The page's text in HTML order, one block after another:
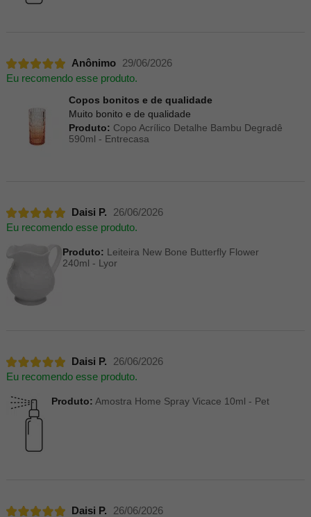
Anônimo
29/06/2026
Eu recomendo esse produto.
Copos bonitos e de qualidade
Muito bonito e de qualidade
Produto: Copo Acrílico Detalhe Bambu Degradê
590ml - Entrecasa
Daisi P.
26/06/2026
Eu recomendo esse produto.
Produto: Leiteira New Bone Butterfly Flower
240ml - Lyor
Daisi P.
26/06/2026
Eu recomendo esse produto.
Produto: Amostra Home Spray Vicace 10ml - Pet
Daisi P.
26/06/2026